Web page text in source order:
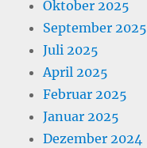
Oktober 2025
September 2025
Juli 2025
April 2025
Februar 2025
Januar 2025
Dezember 2024